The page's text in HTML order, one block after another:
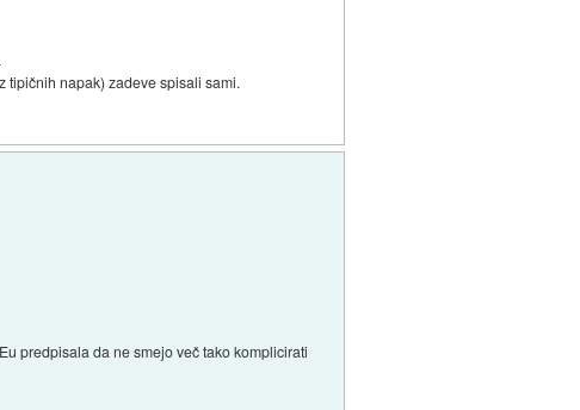
tipičnih napak) zadeve spisali sami.
predpisala da ne smejo več tako komplicirati